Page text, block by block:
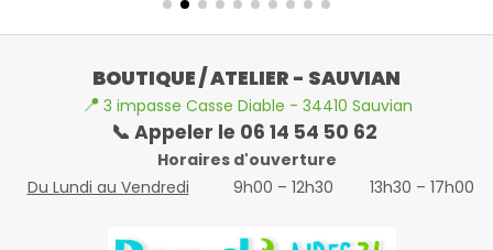
BOUTIQUE / ATELIER - SAUVIAN
📍 3 impasse Casse Diable - 34410 Sauvian
📞 Appeler le 06 14 54 50 62
Horaires d'ouverture
Du Lundi au Vendredi
9h00 – 12h30 13h30 – 17h00